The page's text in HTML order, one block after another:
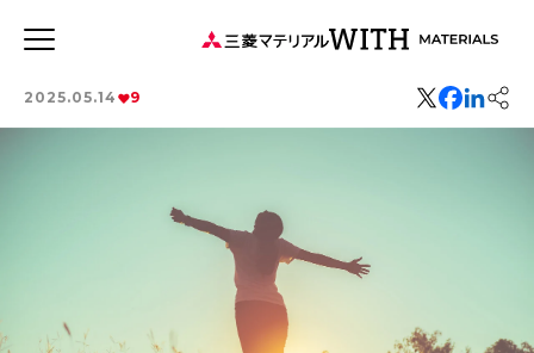
JP
タグから探す
特集：循環に価値を。
2025.05.14 9